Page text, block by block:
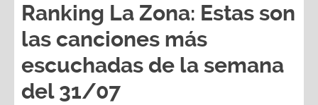
Ranking La Zona: Estas son
las canciones más
escuchadas de la semana
del 31/07